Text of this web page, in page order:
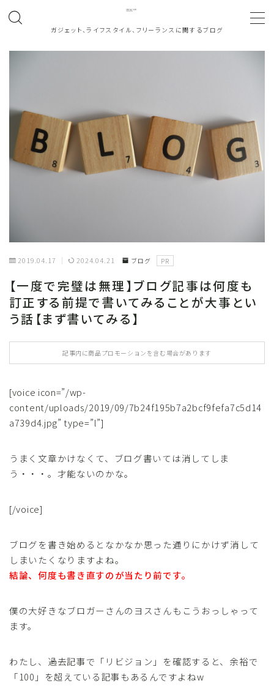
ガジェット、ライフスタイル、フリーランスに関するブログ
About
働き方
カテゴリ一覧
2019.04.17 2024.04.21 ブログ PR
【一度で完璧は無理】ブログ記事は何度も
訂正する前提で書いてみることが大事とい
う話【まず書いてみる】
記事内に商品プロモーションを含む場合があります
[voice icon=”/wp-
content/uploads/2019/09/7b24f195b7a2bcf9fefa7c5d14
a739d4.jpg” type=”l”]
うまく文章かけなくて、ブログ書いては消してしま
う・・・。才能ないのかな。
[/voice]
ブログを書き始めるとなかなか思った通りにかけず消して
しまいたくなりますよね。
結論、何度も書き直すのが当たり前です。
僕の大好きなブロガーさんのヨスさんもこうおっしゃって
ます。
わたし、過去記事で「リビジョン」を確認すると、余裕で
「100」を超えている記事もあるんですよねw